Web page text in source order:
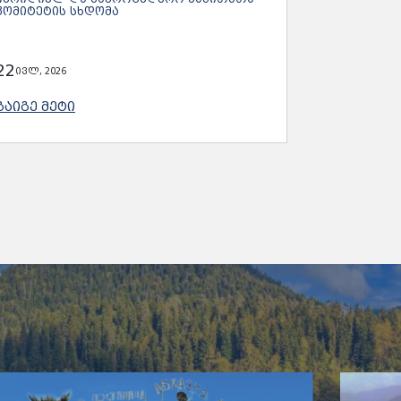
ᲡᲮᲓᲝᲛᲐ
ივლ, 2026
ᲛᲔᲢᲘ